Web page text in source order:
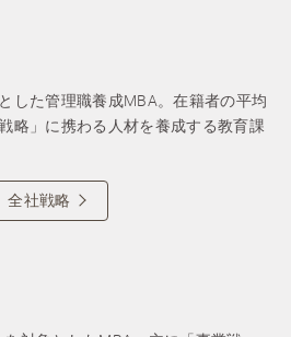
した管理職養成MBA。在籍者の平均
略」に携わる人材を養成する教育課
全社戦略